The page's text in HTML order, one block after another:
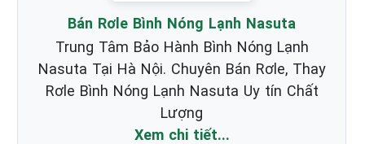
Bán Rơle Bình Nóng Lạnh Nasuta
Trung Tâm Bảo Hành Bình Nóng Lạnh
Nasuta Tại Hà Nội. Chuyên Bán Rơle, Thay
Rơle Bình Nóng Lạnh Nasuta Uy tín Chất
Lượng
Xem chi tiết...